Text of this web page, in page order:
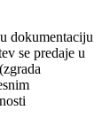
dokumentaciju
se predaje u